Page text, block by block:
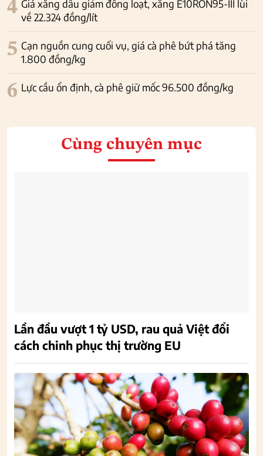
4 Giá xăng dầu giảm đồng loạt, xăng E10RON95-III lùi
về 22.324 đồng/lít
5 Cạn nguồn cung cuối vụ, giá cà phê bứt phá tăng
1.800 đồng/kg
6 Lực cầu ổn định, cà phê giữ mốc 96.500 đồng/kg
Cùng chuyên mục
Lần đầu vượt 1 tỷ USD, rau quả Việt đổi
cách chinh phục thị trường EU